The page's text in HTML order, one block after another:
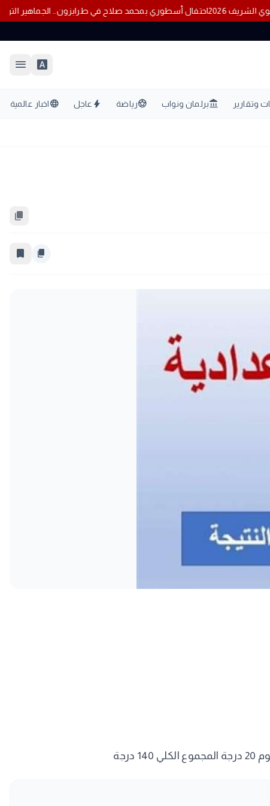
النبوي الشريف 2026 احتفال أسطوري بمحمد صلاح في طرابزون..
font_download
menu
وتقارير account_balanceبرلمان ونواب sports_soccerرياضة bolt عاجل languageاخبار عالمية
content_copy
content_copy
bookmark_border